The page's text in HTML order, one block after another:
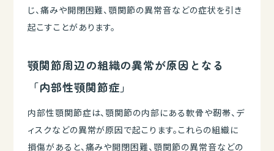
じ、痛みや開閉困難、顎関節の異常音などの症状を引き
起こすことがあります。
顎関節周辺の組織の異常が原因となる
「内部性顎関節症」
内部性顎関節症は、顎関節の内部にある軟骨や靭帯、デ
ィスクなどの異常が原因で起こります。これらの組織に
損傷があると、痛みや開閉困難、顎関節の異常音などの